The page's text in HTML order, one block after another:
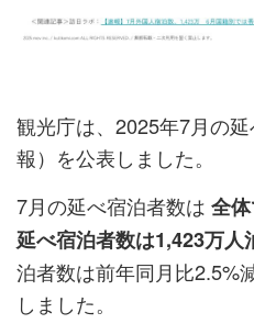
観光庁は、2025年7月の
報）を公表しました。
7月の延べ宿泊者数は 全
延べ宿泊者数は1,423万人
泊者数は前年同月比2.5%
しました。